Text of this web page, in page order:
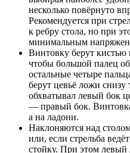
несколько повёрнуто
Рекомендуется при
к ребру стола, но при
минимальным
Винтовку берут кистью
чтобы большой палец
остальные четыре
берут цевьё ложи
обхватывал левый бок
— правый бок.
а на ладони.
Наклоняются над
или, если стрельба
стойку. При этом